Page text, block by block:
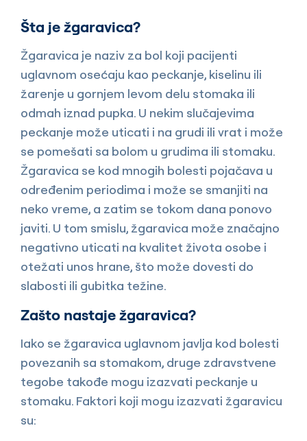
Šta je žgaravica?
Žgaravica je naziv za bol koji pacijenti
uglavnom osećaju kao peckanje, kiselinu ili
žarenje u gornjem levom delu stomaka ili
odmah iznad pupka. U nekim slučajevima
peckanje može uticati i na grudi ili vrat i može
se pomešati sa bolom u grudima ili stomaku.
Žgaravica se kod mnogih bolesti pojačava u
određenim periodima i može se smanjiti na
neko vreme, a zatim se tokom dana ponovo
javiti. U tom smislu, žgaravica može značajno
negativno uticati na kvalitet života osobe i
otežati unos hrane, što može dovesti do
slabosti ili gubitka težine.
Zašto nastaje žgaravica?
Iako se žgaravica uglavnom javlja kod bolesti
povezanih sa stomakom, druge zdravstvene
tegobe takođe mogu izazvati peckanje u
stomaku. Faktori koji mogu izazvati žgaravicu
su: